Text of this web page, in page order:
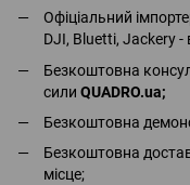
Офіціальний
DJI, Bluetti, Jackery -
Безкоштовна
сили QUADRO.ua;
Безкоштовна
Безкоштовна
місце;